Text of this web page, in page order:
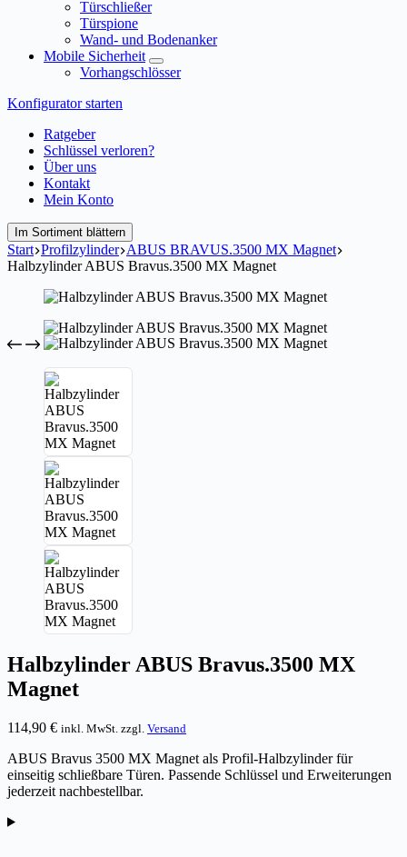
Türschließer
Türspione
Wand- und Bodenanker
Mobile Sicherheit
Vorhangschlösser
Konfigurator starten
Ratgeber
Schlüssel verloren?
Über uns
Kontakt
Mein Konto
Im Sortiment blättern
Start Profilzylinder ABUS BRAVUS.3500 MX Magnet
Halbzylinder ABUS Bravus.3500 MX Magnet
Halbzylinder ABUS Bravus.3500 MX
Magnet
114,90 € inkl. MwSt. zzgl. Versand
ABUS Bravus 3500 MX Magnet als Profil-Halbzylinder für
einseitig schließbare Türen. Passende Schlüssel und Erweiterungen
jederzeit nachbestellbar.